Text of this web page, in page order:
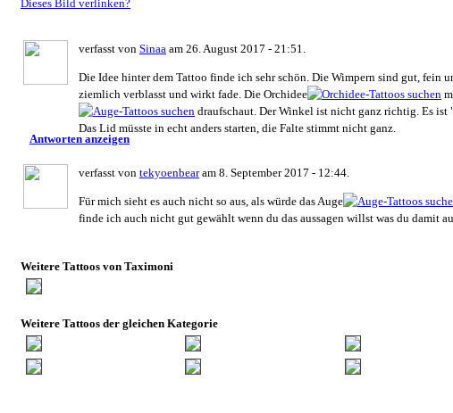
Dieses Bild verlinken?
verfasst von Sinaa am 26. August 2017 - 21:51.
Die Idee hinter dem Tattoo finde ich sehr schön. Die Wimpern sind gut, fein
ziemlich verblasst und wirkt fade. Die Orchidee
draufschaut. Der Winkel ist nicht ganz richtig. Es
Das Lid müsste in echt anders starten, die Falte stimmt nicht ganz.
Antworten anzeigen
verfasst von tekyoenbearam 8. September 2017 - 12:44.
Für mich sieht es auch nicht so aus, als würde das Auge
finde ich auch nicht gut gewählt wenn du das aussagen willst was du damit
Weitere Tattoos von Taximoni
Weitere Tattoos der gleichen Kategorie